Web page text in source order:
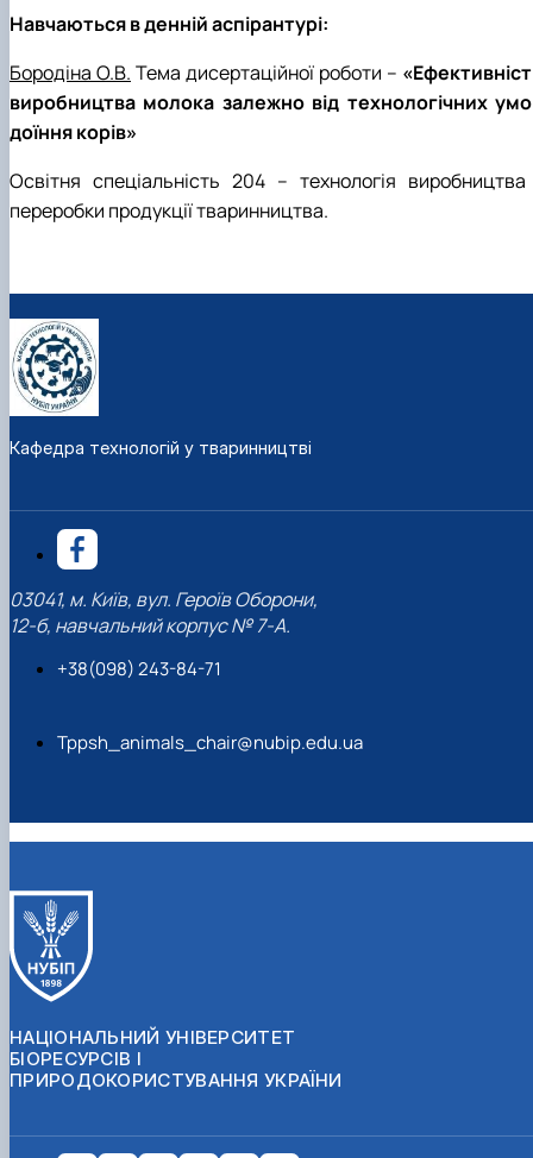
Навчаються в денній аспірантурі:
Бородіна О.В. Тема дисертаційної роботи –
виробництва молока залежно від технологічних
доїння корів»
Освітня спеціальність 204 – технологія виробництва
переробки продукції тваринництва.
Кафедра технологій у тваринництві
03041, м. Київ, вул. Героїв Оборони,
12-б, навчальний корпус № 7-А.
+38(098) 243-84-71
Tppsh_animals_chair@nubip.edu.ua
НАЦІОНАЛЬНИЙ УНІВЕРСИТЕТ
БІОРЕСУРСІВ І
ПРИРОДОКОРИСТУВАННЯ УКРАЇНИ